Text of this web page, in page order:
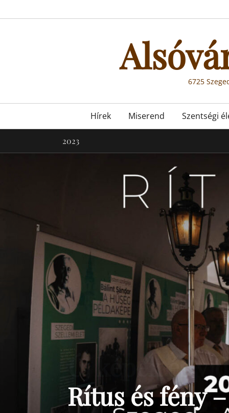
to
6725
Primary
menu
Hírek Miserend Szentségi
2023
Rítus és fény